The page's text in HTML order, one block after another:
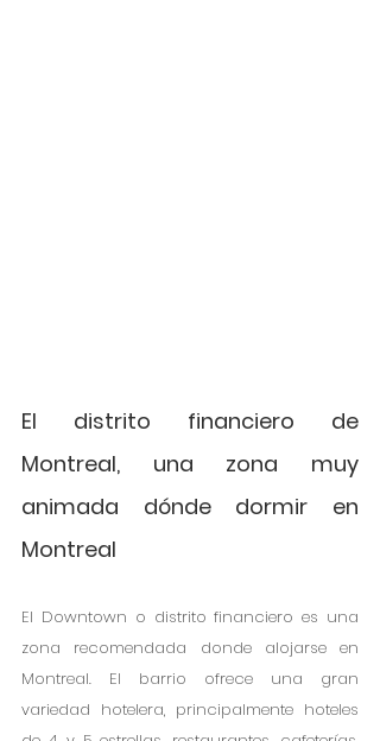
El distrito financiero de
Montreal, una zona muy
animada dónde dormir en
Montreal
El Downtown o distrito financiero es una
zona recomendada donde alojarse en
Montreal. El barrio ofrece una gran
variedad hotelera, principalmente hoteles